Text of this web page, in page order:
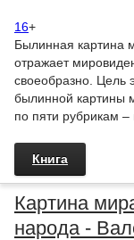
16+
Былинная картина
отражает
своеобразно. Цель
былинной картины
по пяти рубрикам –
Книга
Картина
народа -